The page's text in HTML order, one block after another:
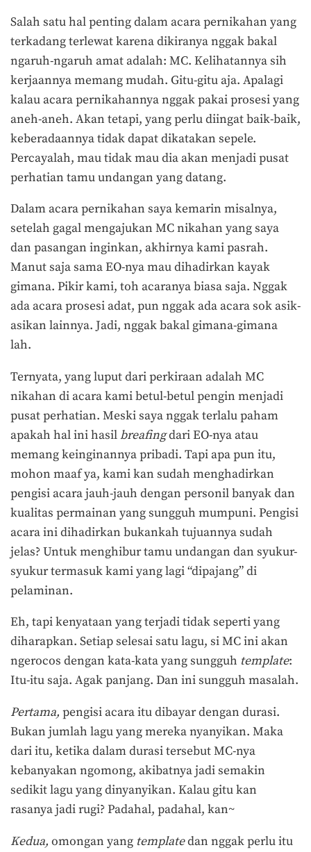
Salah satu hal penting dalam acara pernikahan yang
terkadang terlewat karena dikiranya nggak bakal
ngaruh-ngaruh amat adalah: MC. Kelihatannya sih
kerjaannya memang mudah. Gitu-gitu aja. Apalagi
kalau acara pernikahannya nggak pakai prosesi yang
aneh-aneh. Akan tetapi, yang perlu diingat baik-baik,
keberadaannya tidak dapat dikatakan sepele.
Percayalah, mau tidak mau dia akan menjadi pusat
perhatian tamu undangan yang datang.
Dalam acara pernikahan saya kemarin misalnya,
setelah gagal mengajukan MC nikahan yang saya
dan pasangan inginkan, akhirnya kami pasrah.
Manut saja sama EO-nya mau dihadirkan kayak
gimana. Pikir kami, toh acaranya biasa saja. Nggak
ada acara prosesi adat, pun nggak ada acara sok asik-
asikan lainnya. Jadi, nggak bakal gimana-gimana
lah.
Ternyata, yang luput dari perkiraan adalah MC
nikahan di acara kami betul-betul pengin menjadi
pusat perhatian. Meski saya nggak terlalu paham
apakah hal ini hasilbreafingdari EO-nya atau
memang keinginannya pribadi. Tapi apa pun itu,
mohon maaf ya, kami kan sudah menghadirkan
pengisi acara jauh-jauh dengan personil banyak dan
kualitas permainan yang sungguh mumpuni. Pengisi
acara ini dihadirkan bukankah tujuannya sudah
jelas? Untuk menghibur tamu undangan dan syukur-
syukur termasuk kami yang lagi “dipajang” di
pelaminan.
Eh, tapi kenyataan yang terjadi tidak seperti yang
diharapkan. Setiap selesai satu lagu, si MC ini akan
ngerocos dengan kata-kata yang sungguh template:
Itu-itu saja. Agak panjang. Dan ini sungguh masalah.
Pertama, pengisi acara itu dibayar dengan durasi.
Bukan jumlah lagu yang mereka nyanyikan. Maka
dari itu, ketika dalam durasi tersebut MC-nya
kebanyakan ngomong, akibatnya jadi semakin
sedikit lagu yang dinyanyikan. Kalau gitu kan
rasanya jadi rugi? Padahal, padahal, kan~
Kedua, omongan yang templatedan nggak perlu itu